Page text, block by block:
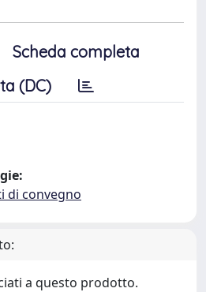
Scheda completa
(DC)
di convegno
a questo prodotto.